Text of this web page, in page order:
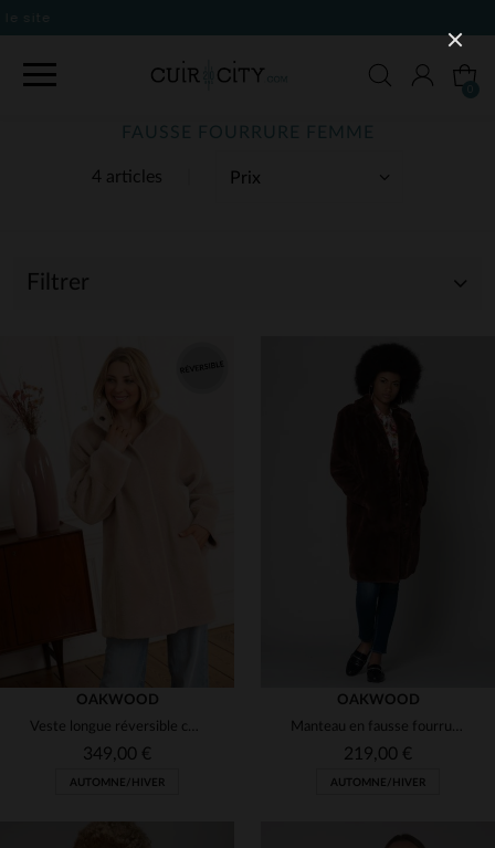
4 articles
FAUSSE FOURRURE FEMME
Filtrer
(3)
OAKWOOD
Veste longue réversible couleur café femme
349,00 €
AUTOMNE/HIVER
OAKWOOD
Manteau en fausse fourrure marron
219,00 €
AUTOMNE/HIVER